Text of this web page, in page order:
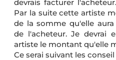
devrais facturer
Par la suite cette artiste
de la somme qu'elle
de l'acheteur. Je devrai
artiste le montant qu'elle
Ce serai suivant les